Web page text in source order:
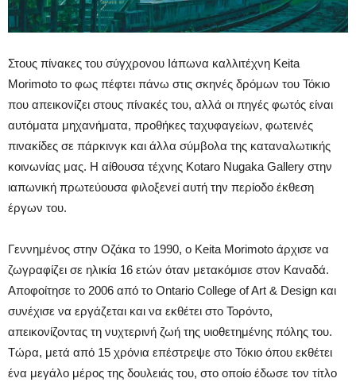
Στους πίνακες του σύγχρονου Ιάπωνα καλλιτέχνη Keita
Morimoto το φως πέφτει πάνω στις σκηνές δρόμων του Τόκιο
που απεικονίζει στους πίνακές του, αλλά οι πηγές φωτός είναι
αυτόματα μηχανήματα, προθήκες ταχυφαγείων, φωτεινές
πινακίδες σε πάρκινγκ και άλλα σύμβολα της καταναλωτικής
κοινωνίας μας. Η αίθουσα τέχνης Kotaro Nugaka Gallery στην
ιαπωνική πρωτεύουσα φιλοξενεί αυτή την περίοδο έκθεση
έργων του.
Γεννημένος στην Οζάκα το 1990, ο Keita Morimoto άρχισε να
ζωγραφίζει σε ηλικία 16 ετών όταν μετακόμισε στον Καναδά.
Αποφοίτησε το 2006 από το Ontario College of Art & Design και
συνέχισε να εργάζεται και να εκθέτει στο Τορόντο,
απεικονίζοντας τη νυχτερινή ζωή της υιοθετημένης πόλης του.
Τώρα, μετά από 15 χρόνια επέστρεψε στο Τόκιο όπου εκθέτει
ένα μεγάλο μέρος της δουλειάς του, στο οποίο έδωσε τον τίτλο